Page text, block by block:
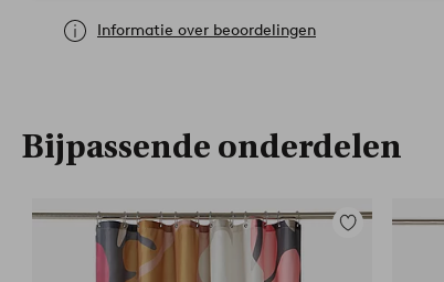
Informatie over beoordelingen
Bijpassende onderdelen
Toevoegen